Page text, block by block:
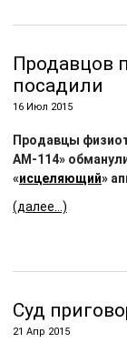
Продавцов
посадили
16 Июл 2015
Продавцы
АМ-114»
«исцеляющий»
(далее…)
Суд
21 Апр 2015